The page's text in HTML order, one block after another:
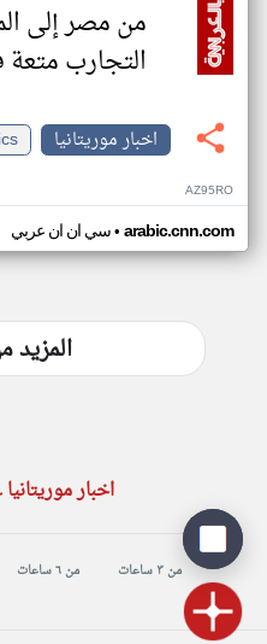
من مصر إلى
التجارب
اخبار موريتانيا
AZ95RO
سي ان ان عربي• arabic.cnn.com
المزيد
اخبار
من ٣ ساعات من ٦ ساعات